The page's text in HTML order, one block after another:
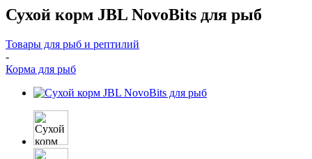
Сухой корм JBL NovoBits для рыб
Товары для рыб и рептилий
-
Корма для рыб